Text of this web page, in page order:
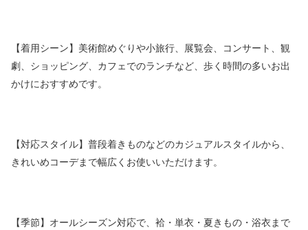
【着用シーン】美術館めぐりや小旅行、展覧会、コンサート、観
劇、ショッピング、カフェでのランチなど、歩く時間の多いお出
かけにおすすめです。
【対応スタイル】普段着きものなどのカジュアルスタイルから、
きれいめコーデまで幅広くお使いいただけます。
【季節】オールシーズン対応で、袷・単衣・夏きもの・浴衣まで